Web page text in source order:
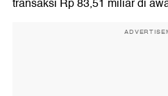
transaksi Rp 83,51 miliar di